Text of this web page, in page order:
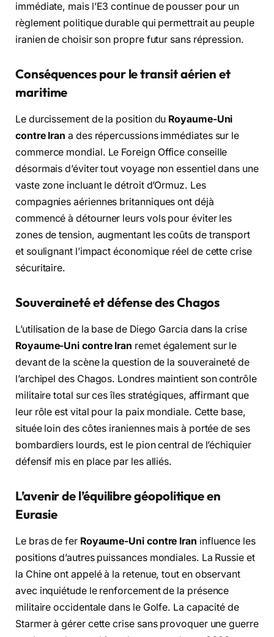
immédiate, mais l’E3 continue de pousser pour un
règlement politique durable qui permettrait au peuple
iranien de choisir son propre futur sans répression.
Conséquences pour le transit aérien et
maritime
Le durcissement de la position du Royaume-Uni
contre Iran a des répercussions immédiates sur le
commerce mondial. Le Foreign Office conseille
désormais d’éviter tout voyage non essentiel dans une
vaste zone incluant le détroit d’Ormuz. Les
compagnies aériennes britanniques ont déjà
commencé à détourner leurs vols pour éviter les
zones de tension, augmentant les coûts de transport
et soulignant l’impact économique réel de cette crise
sécuritaire.
Souveraineté et défense des Chagos
L’utilisation de la base de Diego Garcia dans la crise
Royaume-Uni contre Iran remet également sur le
devant de la scène la question de la souveraineté de
l’archipel des Chagos. Londres maintient son contrôle
militaire total sur ces îles stratégiques, affirmant que
leur rôle est vital pour la paix mondiale. Cette base,
située loin des côtes iraniennes mais à portée de ses
bombardiers lourds, est le pion central de l’échiquier
défensif mis en place par les alliés.
L’avenir de l’équilibre géopolitique en
Eurasie
Le bras de fer Royaume-Uni contre Iran influence les
positions d’autres puissances mondiales. La Russie et
la Chine ont appelé à la retenue, tout en observant
avec inquiétude le renforcement de la présence
militaire occidentale dans le Golfe. La capacité de
Starmer à gérer cette crise sans provoquer une guerre